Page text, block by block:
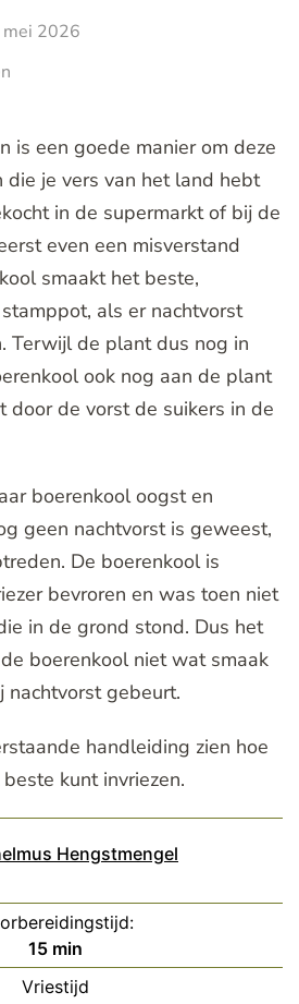
2026
is een goede manier om deze
je vers van het land hebt
in de supermarkt of bij de
even een misverstand
smaakt het beste,
als er nachtvorst
Terwijl de plant dus nog in
ook nog aan de plant
door de vorst de suikers in de
boerenkool oogst en
geen nachtvorst is geweest,
De boerenkool is
bevroren en was toen niet
in de grond stond. Dus het
boerenkool niet wat smaak
gebeurt.
handleiding zien hoe
kunt invriezen.
Hengstmengel
15minuten
min
Vriestijd